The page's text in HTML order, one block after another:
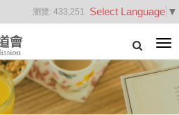
Select Language ▼
瀏覽: 433,251